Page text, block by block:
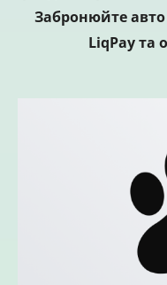
Забронюйте
LiqPay та